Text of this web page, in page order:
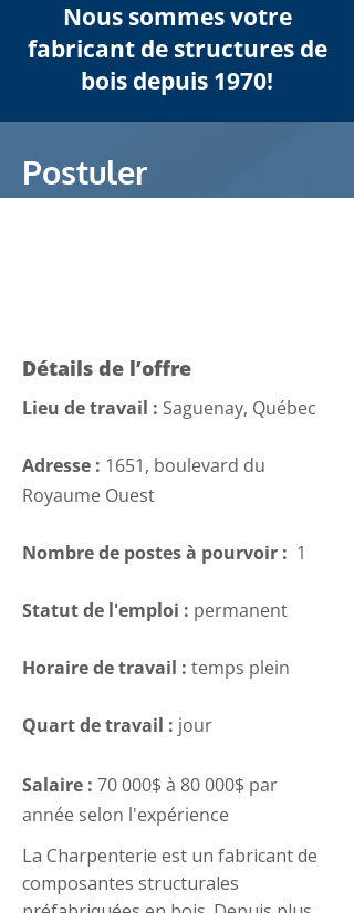
Nous sommes votre
fabricant de structures de
bois depuis 1970!
Postuler
Détails de l’offre
Lieu de travail : Saguenay, Québec
Adresse : 1651, boulevard du
Royaume Ouest
Nombre de postes à pourvoir : 1
Statut de l'emploi : permanent
Horaire de travail : temps plein
Quart de travail : jour
Salaire : 70 000$ à 80 000$ par
année selon l'expérience
La Charpenterie est un fabricant de
composantes structurales